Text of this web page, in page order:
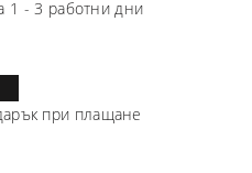
1 - 3 работни дни
при плащане